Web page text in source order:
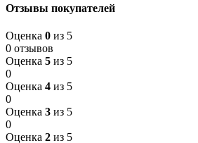
Отзывы покупателей
Оценка 0 из 5
0 отзывов
Оценка 5 из 5
0
Оценка 4 из 5
0
Оценка 3 из 5
0
Оценка 2 из 5